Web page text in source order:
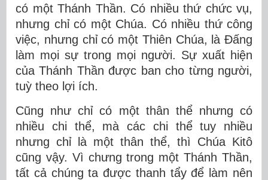
có một Thánh Thần. Có nhiều thứ chức vụ,
nhưng chỉ có một Chúa. Có nhiều thứ công
việc, nhưng chỉ có một Thiên Chúa, là Ðấng
làm mọi sự trong mọi người. Sự xuất hiện
của Thánh Thần được ban cho từng người,
tuỳ theo lợi ích.
Cũng như chỉ có một thân thể nhưng có
nhiều chi thể, mà các chi thể tuy nhiều
nhưng chỉ là một thân thể, thì Chúa Kitô
cũng vậy. Vì chưng trong một Thánh Thần,
tất cả chúng ta được thanh tẩy để làm nên